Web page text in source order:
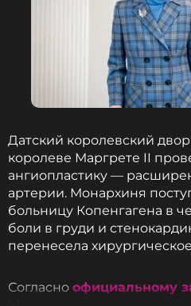
Датский королевский
королеве Маргрете II
ангиопластику —
артерии. Монархиня
больницу Копенгагена в
боли в груди и
перенесела
Согласно официальному